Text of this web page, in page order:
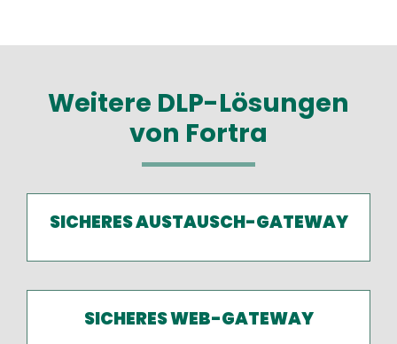
Weitere DLP-Lösungen
von Fortra
SICHERES AUSTAUSCH-GATEWAY
SICHERES WEB-GATEWAY